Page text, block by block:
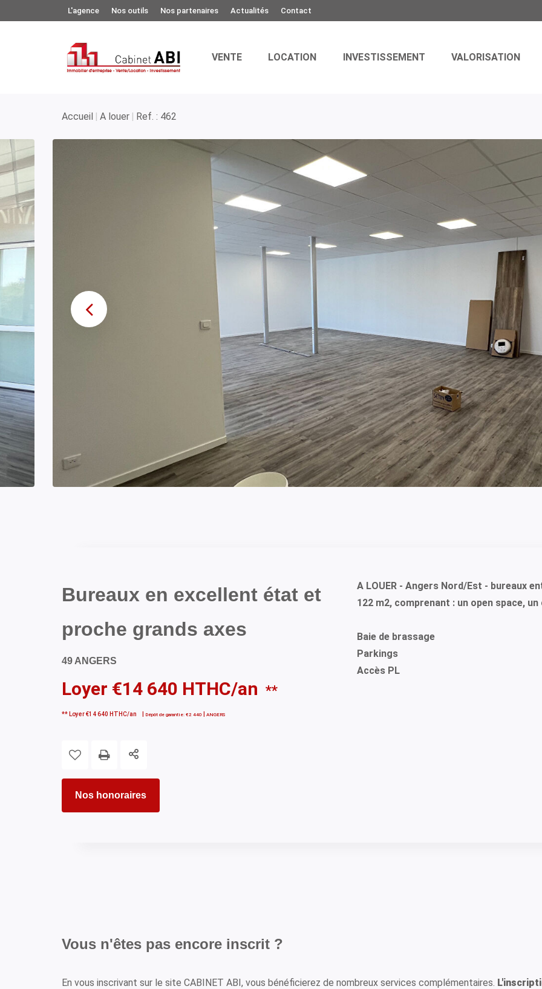
L'agence Nos outils Nos partenaires Actualités Contact
VENTE LOCATION INVESTISSEMENT VALORISATION
Accueil A louer Ref. : 462
Bureaux en excellent état et
proche grands axes
49 ANGERS
Loyer €14 640 HTHC/an **
** Loyer €14 640 HTHC/an Dépôt de garantie: €2 440 ANGERS
Nos honoraires
A LOUER - Angers Nord/Est - bureaux
122 m2, comprenant : un open space,
Baie de brassage
Parkings
Accès PL
Vous n'êtes pas encore inscrit ?
En vous inscrivant sur le site CABINET ABI, vous bénéficierez de nombreux services complémentaires.